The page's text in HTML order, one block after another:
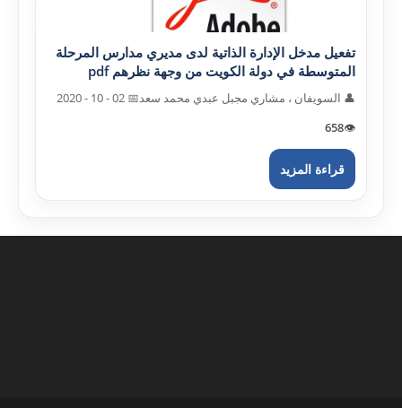
تفعيل مدخل الإدارة الذاتية لدى مديري مدارس المرحلة
المتوسطة في دولة الکويت من وجهة نظرهم pdf
👤 السويفان ، مشاري مجبل عبدي محمد سعد📅 02 - 10 - 2020
👁️
658
قراءة المزيد